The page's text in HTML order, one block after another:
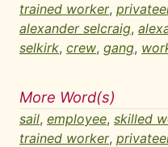
trained worker,
alexander selcraig,
selkirk, crew, gang,
More Word(s)
sail, employee, skilled
trained worker,